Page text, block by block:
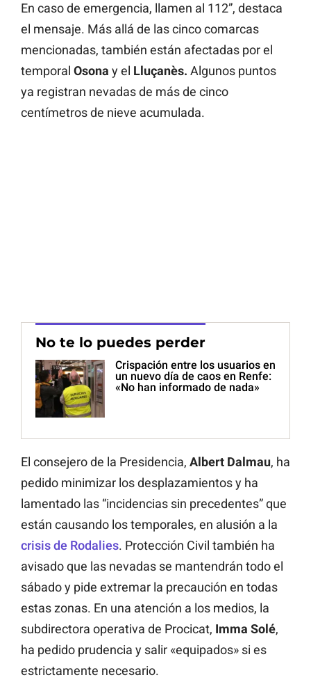
En caso de emergencia, llamen al 112”, destaca
el mensaje. Más allá de las cinco comarcas
mencionadas, también están afectadas por el
temporal Osona y el Lluçanès. Algunos puntos
ya registran nevadas de más de cinco
centímetros de nieve acumulada.
No te lo puedes perder
Crispación entre los usuarios en
un nuevo día de caos en Renfe:
«No han informado de nada»
El consejero de la Presidencia, Albert Dalmau, ha
pedido minimizar los desplazamientos y ha
lamentado las “incidencias sin precedentes” que
están causando los temporales, en alusión a la
crisis de Rodalies. Protección Civil también ha
avisado que las nevadas se mantendrán todo el
sábado y pide extremar la precaución en todas
estas zonas. En una atención a los medios, la
subdirectora operativa de Procicat, Imma Solé,
ha pedido prudencia y salir «equipados» si es
estrictamente necesario.